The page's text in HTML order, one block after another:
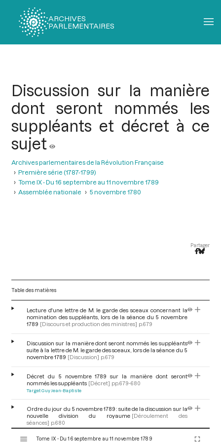
ARCHIVES
PARLEMENTAIRES
Discussion sur la manière
dont seront nommés les
suppléants et décret à ce
sujet
Archives parlementaires de la Révolution Française
Première série (1787-1799)
Tome IX - Du 16 septembre au 11 novembre 1789
Assemblée nationale
5 novembre 1780
Partager
Table des matières
Lecture d'une lettre de M. le garde des sceaux concernant la
nomination des suppléants, lors de la séance du 5 novembre
1789 [Discours et production des ministres] p.679
Discussion sur la manière dont seront nommés les suppléants
suite à la lettre de M. le garde des sceaux, lors de la séance du 5
novembre 1789 [Discussion] p.679
Décret du 5 novembre 1789 sur la manière dont seront
nommés les suppléants [Décret] pp.679-680
Target Guy Jean-Baptiste
Ordre du jour du 5 novembre 1789 : suite de la discussion sur la
nouvelle division du royaume [Déroulement des
séances] p.680
Tome IX - Du 16 septembre au 11 novembre 1789